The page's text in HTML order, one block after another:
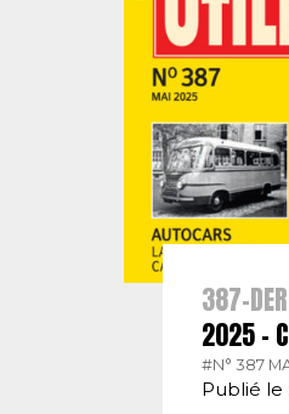
387-
2025 –
#N° 387
Publié le